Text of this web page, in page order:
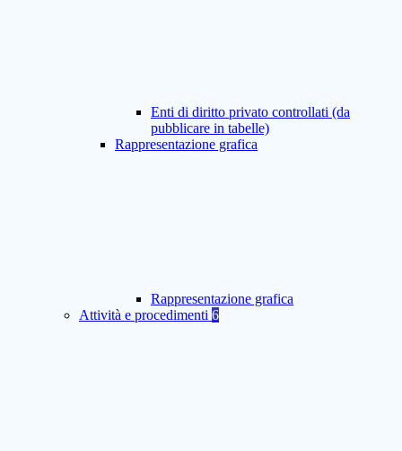
Enti di diritto privato controllati (da
pubblicare in tabelle)
Rappresentazione grafica
Rappresentazione grafica
Attività e procedimenti 6